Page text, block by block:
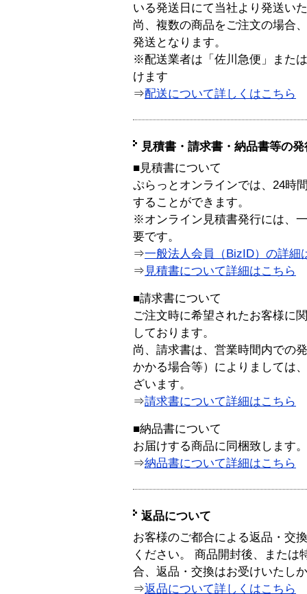
いる発送日にて当社より発送い
尚、複数の商品をご注文の場合
発送となります。
※配送業者は「佐川急便」また
けます
⇒配送について詳しくはこちら
見積書・請求書・納品書等の
■見積書について
ぷらっとオンラインでは、24時
することができます。
※オンライン見積書発行には、
要です。
⇒一般法人会員（BizID）の詳細
⇒ 見積書について詳細はこちら
■請求書について
ご注文時に希望されたお客様に
しております。
尚、請求書は、営業時間内での
かかる場合等）によりましては
ざいます。
⇒請求書について詳細はこちら
■納品書について
お届けする商品に同梱致します。
⇒納品書について詳細はこちら
返品について
お客様のご都合による返品・交
ください。 商品開封後、または
合、返品・交換はお受けいたし
⇒返品について詳しくはこちら